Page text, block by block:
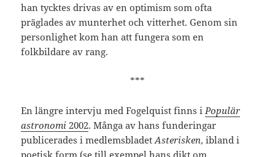
han tycktes drivas av en optimism som ofta
präglades av munterhet och vitterhet. Genom sin
personlighet kom han att fungera som en
folkbildare av rang.
***
En längre intervju med Fogelquist finns i Populär
astronomi 2002. Många av hans funderingar
publicerades i medlemsbladetAsterisken, ibland i
poetisk form (se till exempel hans dikt om